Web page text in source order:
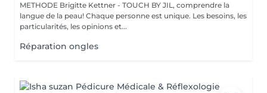
METHODE Brigitte Kettner - TOUCH BY JIL, comprendre la
langue de la peau! Chaque personne est unique. Les besoins, les
particularités, les opinions et...
Réparation ongles